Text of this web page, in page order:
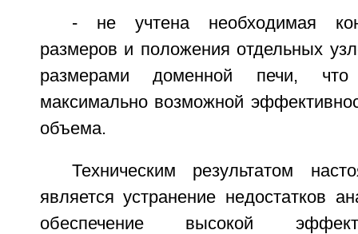
- не учтена необходимая
размеров и положения отдельных
размерами доменной печи, что
максимально возможной
объема.
Техническим результатом
является устранение недостатков
обеспечение высокой